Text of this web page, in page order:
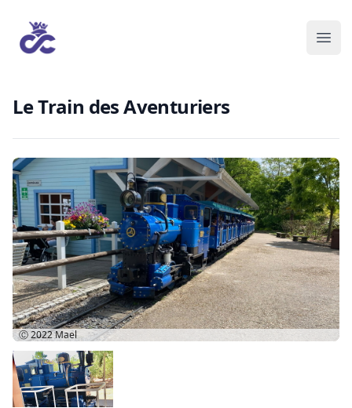
Le Train des Aventuriers
Ⓒ 2022Mael